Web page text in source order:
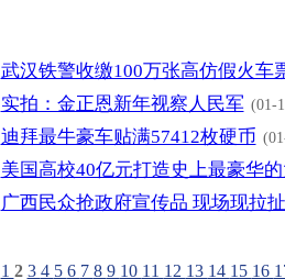
武汉铁警收缴100万张高仿假火车
实拍：金正恩新年视察人民军 (01-
迪拜最牛豪车贴满57412枚硬币
美国高校40亿元打造史上最豪华
广西民众抢政府宣传品 现场现拉扯
1 2 3 4 5 6 7 8 9 10 11 12 13 14 15 16